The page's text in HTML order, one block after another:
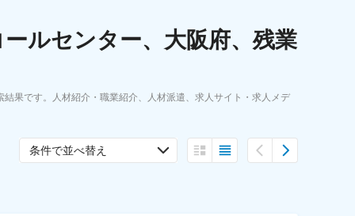
転職フェア
ルセンター、大阪府、残業
果です。人材紹介・職業紹介、人材派遣、求人サイト・求人メデ
条件で並べ替え